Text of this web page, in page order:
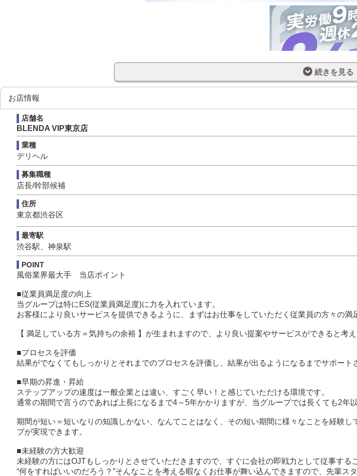
【 月給36万円～ 】業界最大手の実績！あなたの経験を活かしてBLENDA VIP 東京で挑戦してみ
「何年経っても給料が上がらない」
など現状に不安や不満を抱えている人は是非こちらをご覧ください。
当店は、
☑店長になりたい
☑経験を活かしたい
☑今よりもっと稼ぎたい
☑認められたい
という意欲的な方を募集しています。
【経験を活かす】
「人材は人財」と考えているVIP 東京には、すべてのスタッフにチャンスがあります。
自分が思っているのとは違う長所も当店で見つけることが可能です。
【明確な評価体制】
「意味が分からない注意を受ける」
目に見えるタスクでクリアする達成感、上司からの評価も得られる環境です。
【昇給・昇格】
昇給や昇格に年齢や実務経験歴など関係なく、デキる人が上りつめていけます。
【表彰式】
年に2回、グループ全体で表彰式が行われます。
チーム一丸となって一緒にトロフィーを勝ち取りましょう。
【希望を超える】
キツイ仕事でも長時間勤務でもない。
✓週休2日
✓有給あり
続きを見る
お店情報
店舗名
BLENDA VIP東京店
業種
デリヘル
募集職種
店長/幹部候補
住所
東京都渋谷区
最寄駅
渋谷駅、神泉駅
POINT
風俗業界最大手 当店ポイント
■従業員満足度の向上
当グループは特にES(従業員満足度)に力を入れています。
お客様により良いサービスを提供できるように、まずはお仕事をしていただく従業員の方々の満
【 満足している方＝気持ちの余裕 】が生まれますので、より良い提案やサービスができると考え
■プロセスを評価
結果がでなくてもしっかりとそれまでのプロセスを評価し、結果が出るようになるまでサポート
■早期の昇進・昇給
ステップアップの速度は一般企業とは違い、すごく早い！と感じていただける環境です。
通常の期間で言うのであれば上長になるまで4～5年かかりますが、当グループでは長くても2年
期間が短い＝短いなりの知識しかない、なんてことはなく、その短い期間に様々なことを経験
プが実現できます。
■未経験の方大歓迎
未経験の方にはOJTもしっかりとさせていただきますので、すぐに会社の即戦力として従事する
“何をすればいいのだろう？”そんなことを考える暇なくお仕事が舞い込んできますので、先輩ス